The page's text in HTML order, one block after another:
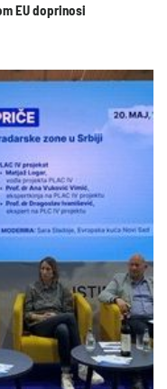
EU doprinosi